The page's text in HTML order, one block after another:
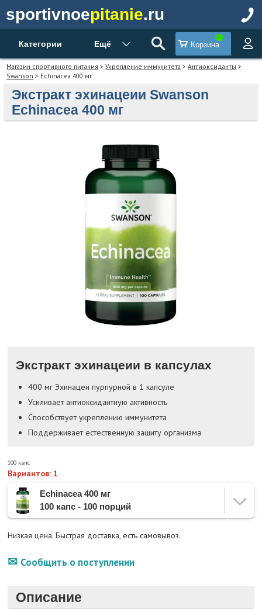
sportivnoepitanie.ru
Категории Ещё Корзина
Магазин спортивного питания >Укрепление иммунитета >Антиоксиданты >
Swanson > Echinacea 400 мг
Экстракт эхинацеии Swanson
Echinacea 400 мг
Экстракт эхинацеии в капсулах
400 мг Эхинацеи пурпурной в 1 капсуле
Усиливает антиоксидантную активность
Способствует укреплению иммунитета
Поддерживает естественную защиту организма
100 капс
Вариантов: 1
Echinacea 400 мг
100 капс - 100 порций
Низкая цена. Быстрая доставка, есть самовывоз.
Сообщить о поступлении
Описание